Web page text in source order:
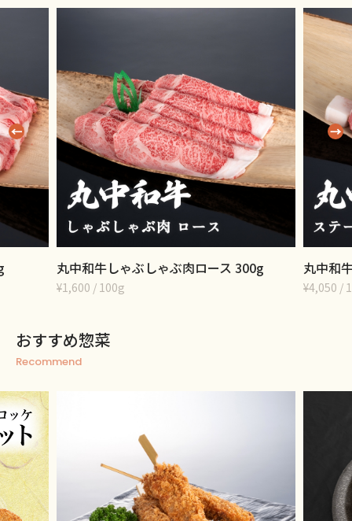
丸中和牛しゃぶしゃぶ肉ロース 300g
¥1,600 / 100g
丸中和
¥4,050 /
おすすめ惣菜
Recommend